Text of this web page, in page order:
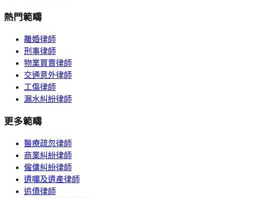
熱門範疇
離婚律師
刑事律師
物業買賣律師
交通意外律師
工傷律師
漏水糾紛律師
更多範疇
醫療疏忽律師
商業糾紛律師
僱傭糾紛律師
遺囑及遺產律師
追債律師